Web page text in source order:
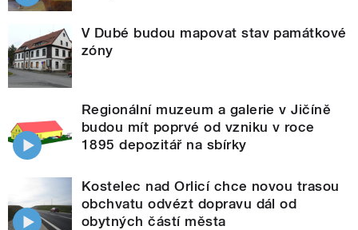
V Dubé budou mapovat stav památkové
zóny
Regionální muzeum a galerie v Jičíně
budou mít poprvé od vzniku v roce
1895 depozitář na sbírky
Kostelec nad Orlicí chce novou trasou
obchvatu odvézt dopravu dál od
obytných částí města